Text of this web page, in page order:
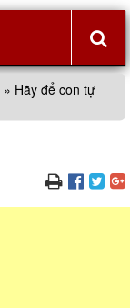
» Hãy để con tự